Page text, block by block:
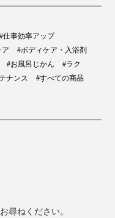
#仕事効率アップ
ア
#ボディケア・入浴剤
#お風呂じかん
#ラク
ナンス #すべての商品
尋ねください。